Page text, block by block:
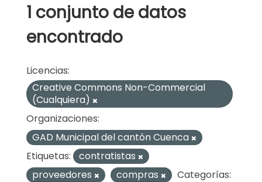
1 conjunto de datos
encontrado
Licencias:
Creative Commons Non-Commercial
(Cualquiera)
Organizaciones:
GAD Municipal del cantón Cuenca
Etiquetas:
contratistas
proveedores
compras
Categorías: